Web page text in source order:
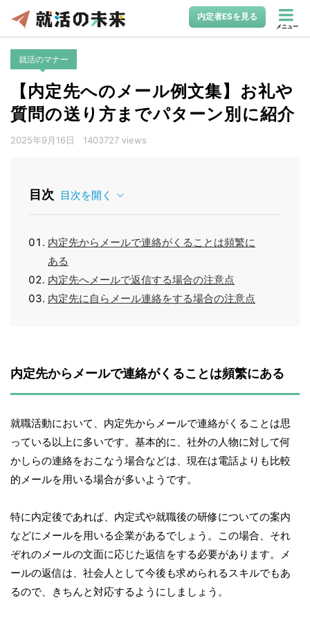
内定者ESを見る
メニュー
就活のマナー
【内定先へのメール例文集】お礼や
質問の送り方までパターン別に紹介
2025年9月16日 1403727 views
目次 目次を開く
内定先からメールで連絡がくることは頻繁に
ある
内定先へメールで返信する場合の注意点
内定先に自らメール連絡をする場合の注意点
内定先からメールで連絡がくることは頻繁にある
就職活動において、内定先からメールで連絡がくることは思
っている以上に多いです。基本的に、社外の人物に対して何
かしらの連絡をおこなう場合などは、現在は電話よりも比較
的メールを用いる場合が多いようです。
特に内定後であれば、内定式や就職後の研修についての案内
などにメールを用いる企業があるでしょう。この場合、それ
ぞれのメールの文面に応じた返信をする必要があります。メ
ールの返信は、社会人として今後も求められるスキルでもあ
るので、きちんと対応するようにしましょう。